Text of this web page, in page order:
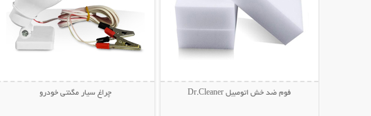
فوم ضد خش اتومبیل Dr.Cleaner چراغ سیار مگنتی خودرو